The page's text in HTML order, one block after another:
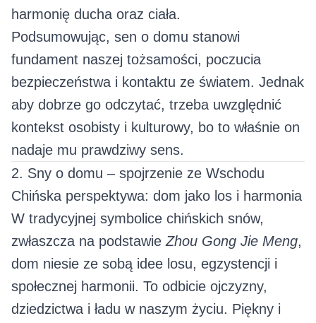
harmonię ducha oraz ciała.
Podsumowując, sen o domu stanowi
fundament naszej tożsamości, poczucia
bezpieczeństwa i kontaktu ze światem. Jednak
aby dobrze go odczytać, trzeba uwzględnić
kontekst osobisty i kulturowy, bo to właśnie on
nadaje mu prawdziwy sens.
2. Sny o domu – spojrzenie ze Wschodu
Chińska perspektywa: dom jako los i harmonia
W tradycyjnej symbolice chińskich snów,
zwłaszcza na podstawie Zhou Gong Jie Meng,
dom niesie ze sobą idee losu, egzystencji i
społecznej harmonii. To odbicie ojczyzny,
dziedzictwa i ładu w naszym życiu. Piękny i